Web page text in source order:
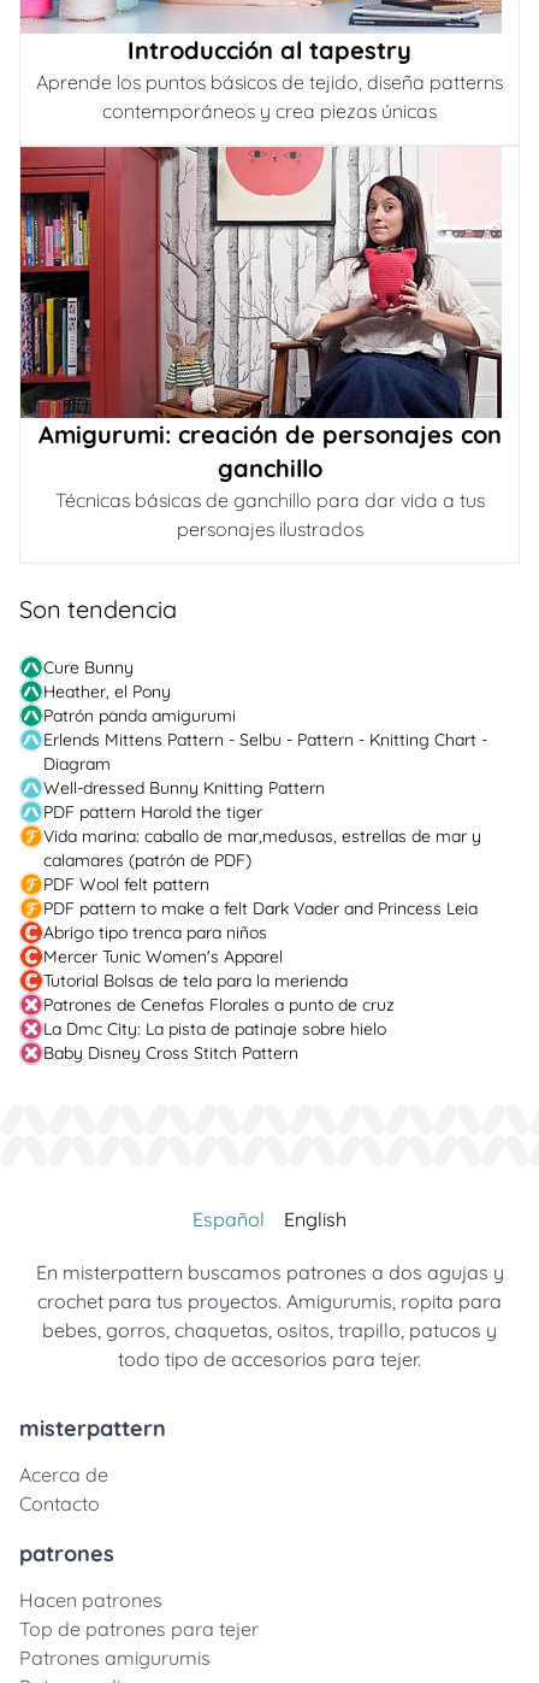
Introducción al tapestry
Aprende los puntos básicos de tejido, diseña patterns
contemporáneos y crea piezas únicas
Amigurumi: creación de personajes con
ganchillo
Técnicas básicas de ganchillo para dar vida a tus
personajes ilustrados
Son tendencia
Cure Bunny
Heather, el Pony
Patrón panda amigurumi
Erlends Mittens Pattern - Selbu - Pattern - Knitting Chart -
Diagram
Well-dressed Bunny Knitting Pattern
PDF pattern Harold the tiger
Vida marina: caballo de mar,medusas, estrellas de mar y
calamares (patrón de PDF)
PDF Wool felt pattern
PDF pattern to make a felt Dark Vader and Princess Leia
Abrigo tipo trenca para niños
Mercer Tunic Women's Apparel
Tutorial Bolsas de tela para la merienda
Patrones de Cenefas Florales a punto de cruz
La Dmc City: La pista de patinaje sobre hielo
Baby Disney Cross Stitch Pattern
Español English
En misterpattern buscamos patrones a dos agujas y
crochet para tus proyectos. Amigurumis, ropita para
bebes, gorros, chaquetas, ositos, trapillo, patucos y
todo tipo de accesorios para tejer.
misterpattern
Acerca de
Contacto
patrones
Hacen patrones
Top de patrones para tejer
Patrones amigurumis